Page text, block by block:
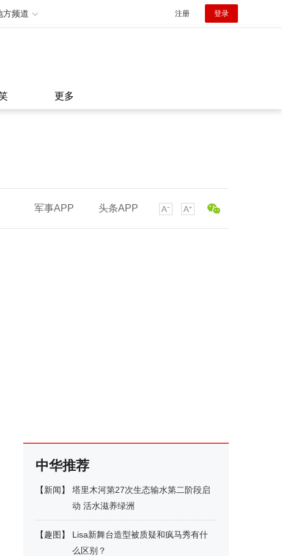
方频道 注册 登录
更多
军事APP 头条APP
中华推荐
【新闻】
塔里木河第27次生态输水第二阶段启
动 活水滋养绿洲
【趣图 】
Lisa新舞台造型被质疑和疯马秀有什
么区别？